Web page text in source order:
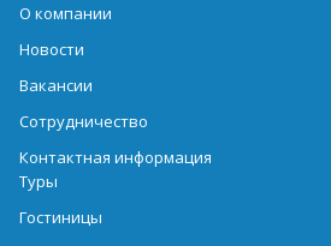
О компании
Новости
Вакансии
Сотрудничество
Контактная информация
Туры
Гостиницы